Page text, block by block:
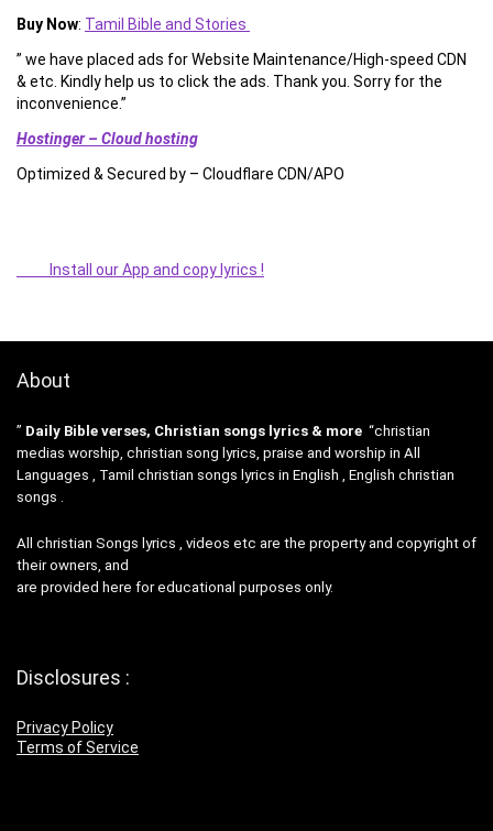
Buy Now: Tamil Bible and Stories
” we have placed ads for Website Maintenance/High-speed CDN
& etc. Kindly help us to click the ads. Thank you. Sorry for the
inconvenience.”
Hostinger – Cloud hosting
Optimized & Secured by – Cloudflare CDN/APO
Install our App and copy lyrics !
About
” Daily Bible verses, Christian songs lyrics & more “christian
medias worship, christian song lyrics, praise and worship in All
Languages , Tamil christian songs lyrics in English , English christian
songs .
All christian Songs lyrics , videos etc are the property and copyright of
their owners, and
are provided here for educational purposes only.
Disclosures :
Privacy Policy
Terms of Service